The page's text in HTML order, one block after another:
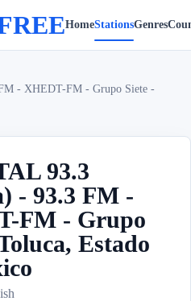
HomeStationsGenres
- XHEDT-FM - Grupo Siete -
93.3
- 93.3 FM -
FM - Grupo
Estado